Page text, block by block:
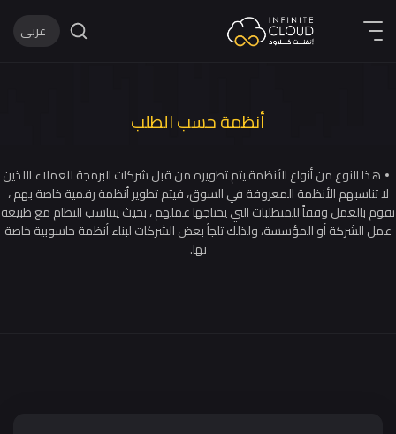
عربى
English
أنظمة حسب الطلب
النوع من أنواع الأنظمة يتم تطويره من قبل شركات البرمجة للعملاء اللذين
الأنظمة المعروفة في السوق، فيتم تطوير أنظمة رقمية خاصة بهم ،
وفقاً للمتطلبات التي يحتاجها عملهم ، بحيث يتناسب النظام مع طبيعة
أو المؤسسة، ولذلك تلجأ بعض الشركات لبناء أنظمة حاسوبية خاصة